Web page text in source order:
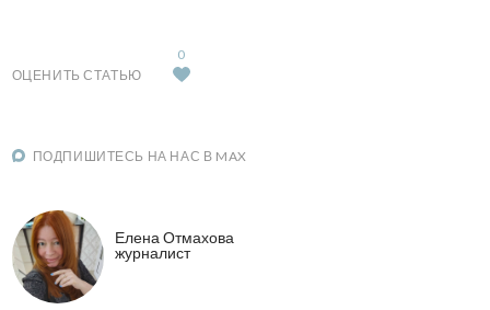
ОЦЕНИТЬ СТАТЬЮ
0
ПОДПИШИТЕСЬ НА НАС В MAX
Елена Отмахова
журналист